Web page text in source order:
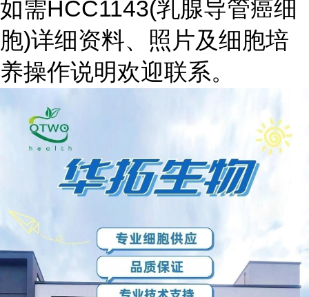
如需HCC1143(乳腺导管癌细
胞)详细资料、照片及细胞培
养操作说明欢迎联系。